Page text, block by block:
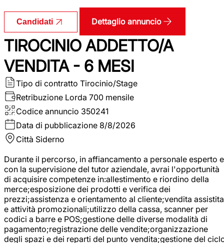
Candidati Dettaglio annuncio
TIROCINIO ADDETTO/A
VENDITA - 6 MESI
Tipo di contratto Tirocinio/Stage
Retribuzione Lorda 700 mensile
Codice annuncio 350241
Data di pubblicazione 8/8/2026
Città Siderno
Durante il percorso, in affiancamento a personale esperto e
con la supervisione del tutor aziendale, avrai l'opportunità
di acquisire competenze in:allestimento e riordino della
merce;esposizione dei prodotti e verifica dei
prezzi;assistenza e orientamento al cliente;vendita assistita
e attività promozionali;utilizzo della cassa, scanner per
codici a barre e POS;gestione delle diverse modalità di
pagamento;registrazione delle vendite;organizzazione
degli spazi e dei reparti del punto vendita;gestione del